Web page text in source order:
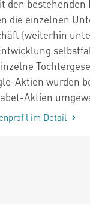
den bestehenden
die einzelnen
(weiterhin
Aktien wurden
Aktien
im Detail